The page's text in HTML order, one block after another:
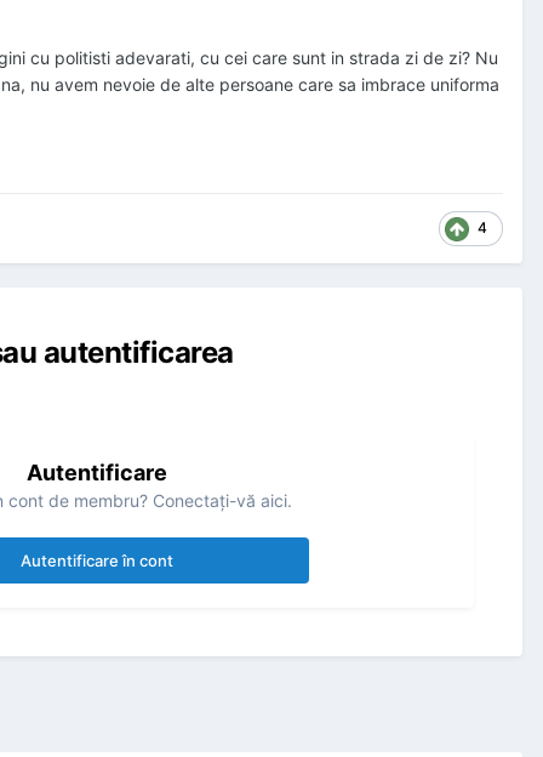
cu politisti adevarati, cu cei care sunt in strada zi de zi? Nu
nu avem nevoie de alte persoane care sa imbrace uniforma
4
autentificarea
Autentificare
cont de membru? Conectaţi-vă aici.
Autentificare în cont